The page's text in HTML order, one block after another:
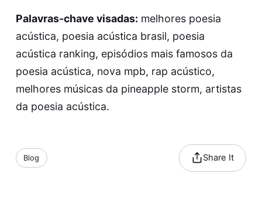
Palavras-chave visadas: melhores poesia
acústica, poesia acústica brasil, poesia
acústica ranking, episódios mais famosos da
poesia acústica, nova mpb, rap acústico,
melhores músicas da pineapple storm, artistas
da poesia acústica.
Blog Share It